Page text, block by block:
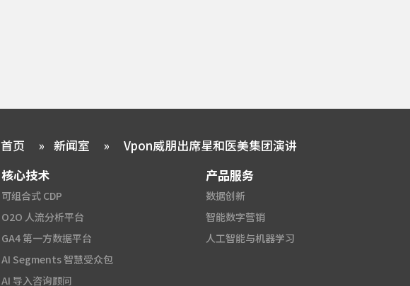
首页 » 新闻室 »
Vpon威朋出席星和医美集团演讲
核心技术
可组合式 CDP
O2O 人流分析平台
GA4 第一方数据平台
AI Segments 智慧受众包
AI 导入咨询顾问
产品服务
数据创新
智能数字营销
人工智能与机器学习